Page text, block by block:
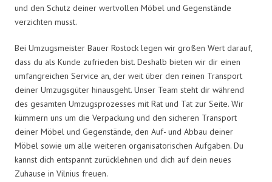
und den Schutz deiner wertvollen Möbel und Gegenstände
verzichten musst.
Bei Umzugsmeister Bauer Rostock legen wir großen Wert darauf,
dass du als Kunde zufrieden bist. Deshalb bieten wir dir einen
umfangreichen Service an, der weit über den reinen Transport
deiner Umzugsgüter hinausgeht. Unser Team steht dir während
des gesamten Umzugsprozesses mit Rat und Tat zur Seite. Wir
kümmern uns um die Verpackung und den sicheren Transport
deiner Möbel und Gegenstände, den Auf- und Abbau deiner
Möbel sowie um alle weiteren organisatorischen Aufgaben. Du
kannst dich entspannt zurücklehnen und dich auf dein neues
Zuhause in Vilnius freuen.